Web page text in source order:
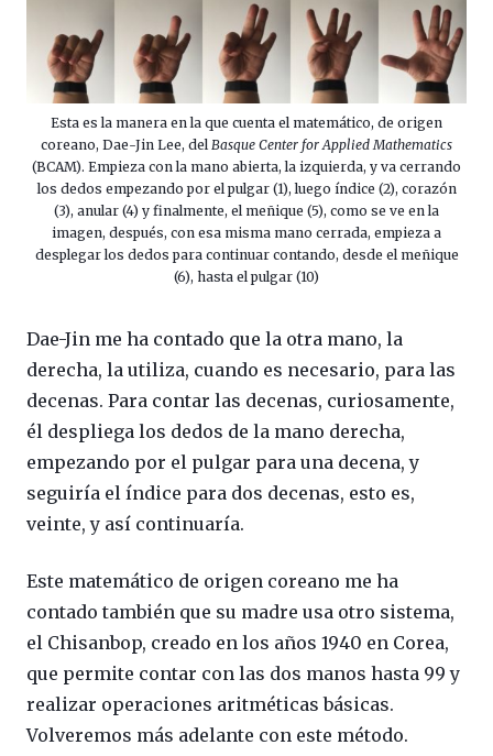
Esta es la manera en la que cuenta el matemático, de origen
coreano, Dae-Jin Lee, del Basque Center for Applied Mathematics
(BCAM). Empieza con la mano abierta, la izquierda, y va cerrando
los dedos empezando por el pulgar (1), luego índice (2), corazón
(3), anular (4) y finalmente, el meñique (5), como se ve en la
imagen, después, con esa misma mano cerrada, empieza a
desplegar los dedos para continuar contando, desde el meñique
(6), hasta el pulgar (10)
Dae-Jin me ha contado que la otra mano, la
derecha, la utiliza, cuando es necesario, para las
decenas. Para contar las decenas, curiosamente,
él despliega los dedos de la mano derecha,
empezando por el pulgar para una decena, y
seguiría el índice para dos decenas, esto es,
veinte, y así continuaría.
Este matemático de origen coreano me ha
contado también que su madre usa otro sistema,
el Chisanbop, creado en los años 1940 en Corea,
que permite contar con las dos manos hasta 99 y
realizar operaciones aritméticas básicas.
Volveremos más adelante con este método.